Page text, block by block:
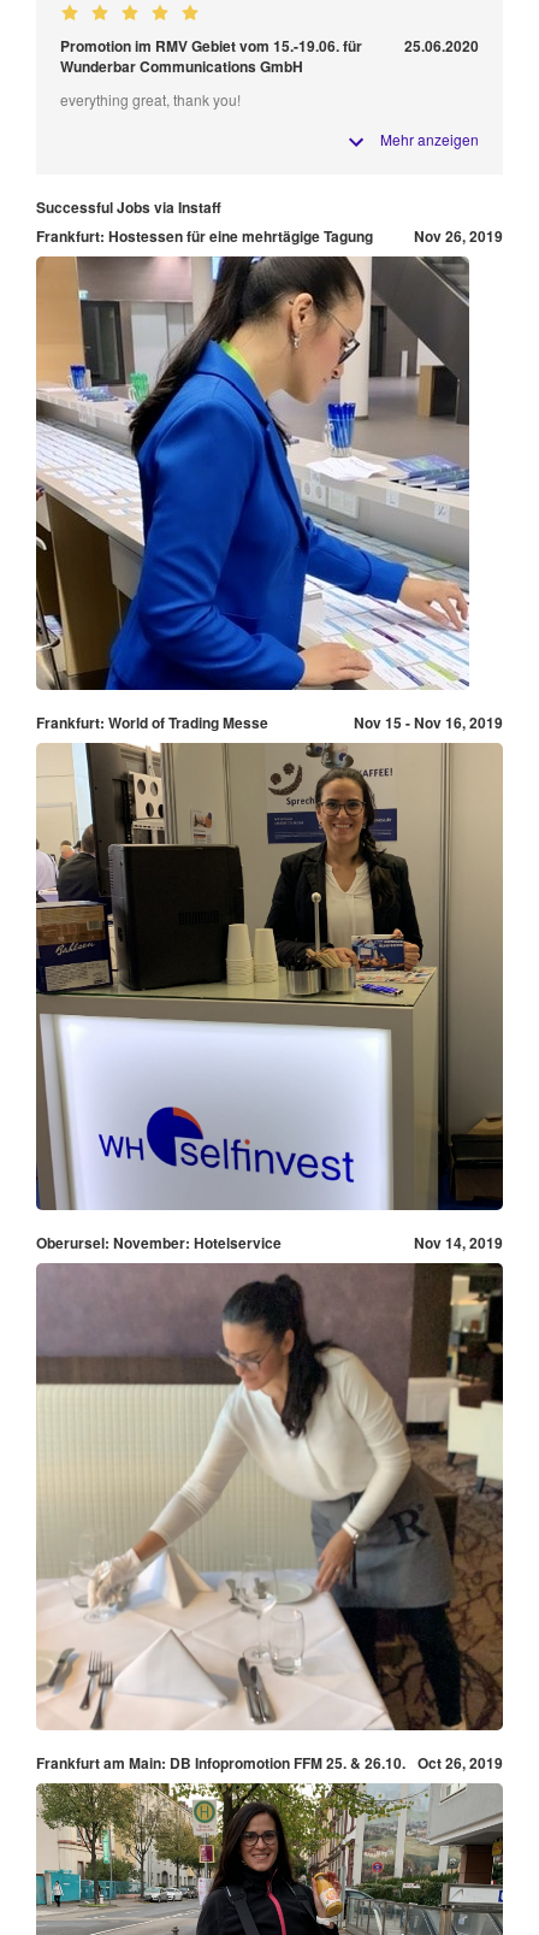
Promotion im RMV Gebiet vom 15.-19.06. für
Wunderbar Communications GmbH
25.06.2020
everything great, thank you!
Mehr anzeigen
Successful Jobs via Instaff
Frankfurt: Hostessen für eine mehrtägige Tagung
Nov 26, 2019
Frankfurt: World of Trading Messe Nov 15 - Nov 16, 2019
Oberursel: November: Hotelservice Nov 14, 2019
Frankfurt am Main: DB Infopromotion FFM 25. & 26.10. Oct 26, 2019